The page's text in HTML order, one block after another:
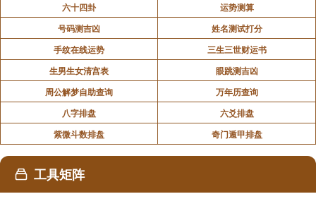
[34]、雅宁 香凝 乐菲 亦绿 浩岚 青枫
[35]、雪琪 星文 清婉 懐娜 翠双 淑娜
[36]、清恬 雪华 雅懿 丽雅 莹白 千惠
[37]、曼云 美丽 倚娜 佳妮 思菱 洋然
[38]、一璇 美淇 佳涵 清润 文怡 山兰
六十四卦
运势测算
号码测吉凶
姓名测试打分
手纹在线运势
三生三世财运书
生男生女清宫表
眼跳测吉凶
周公解梦自助查询
万年历查询
八字排盘
六爻排盘
紫微斗数排盘
奇门遁甲排盘
工具矩阵